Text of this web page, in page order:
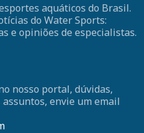
aquáticos do Brasil.
do Water Sports:
e opiniões de especialistas.
nosso portal, dúvidas,
envie um email